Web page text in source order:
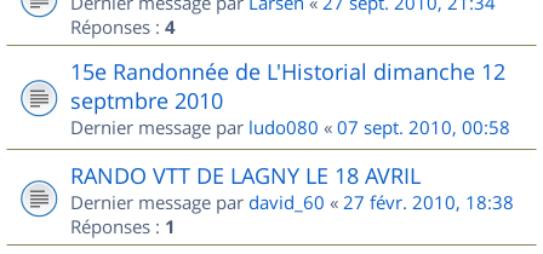
Réponses : 4
15e Randonnée de L'Historial dimanche 12
septmbre 2010
Dernier message par ludo080 « 07 sept. 2010, 00:58
RANDO VTT DE LAGNY LE 18 AVRIL
Dernier message par david_60 « 27 févr. 2010, 18:38
Réponses : 1